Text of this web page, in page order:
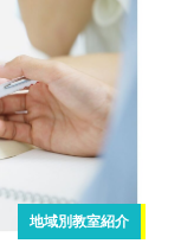
地域別教室紹介